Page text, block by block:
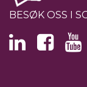
BESØK OSS I